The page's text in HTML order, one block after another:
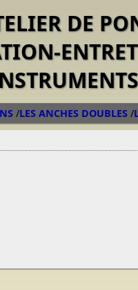
DE
/LES ANCHES DOUBLES /